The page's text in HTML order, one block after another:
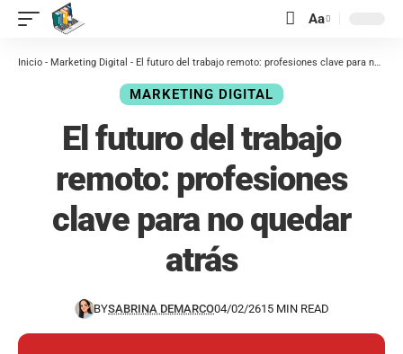
contenido Aa
Inicio - Marketing Digital - El futuro del trabajo remoto: profesiones clave para no quedar atrás
MARKETING DIGITAL
El futuro del trabajo
remoto: profesiones
clave para no quedar
atrás
BYSABRINA DEMARCO04/02/2615 MIN READ